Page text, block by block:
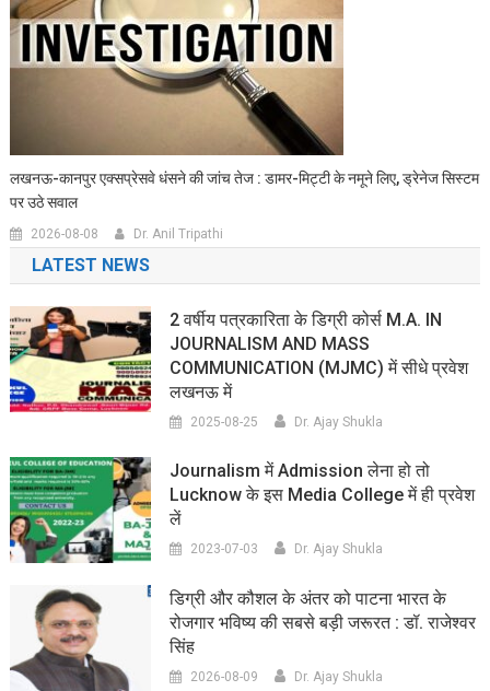
लखनऊ-कानपुर एक्सप्रेसवे धंसने की जांच तेज : डामर-मिट्टी के नमूने लिए, ड्रेनेज सिस्टम
पर उठे सवाल
2026-08-08 Dr. Anil Tripathi
LATEST NEWS
2 वर्षीय पत्रकारिता के डिग्री कोर्स M.A. IN
JOURNALISM AND MASS
COMMUNICATION (MJMC) में सीधे प्रवेश
लखनऊ में
2025-08-25 Dr. Ajay Shukla
Journalism में Admission लेना हो तो
Lucknow के इस Media College में ही प्रवेश
लें
2023-07-03 Dr. Ajay Shukla
डिग्री और कौशल के अंतर को पाटना भारत के
रोजगार भविष्य की सबसे बड़ी जरूरत : डॉ. राजेश्वर
सिंह
2026-08-09 Dr. Ajay Shukla